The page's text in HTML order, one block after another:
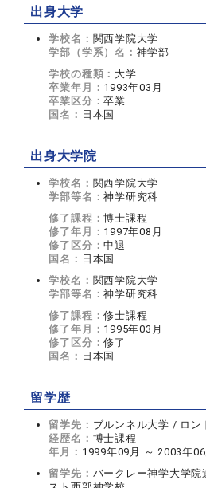
出身大学
学校名： 関西学院大学
学部（学系）名： 神学部
学校の種類： 大学
卒業年月： 1993年03月
卒業区分：卒業
国名： 日本国
出身大学院
学校名： 関西学院大学
学部等名：神学研究科
修了課程：博士課程
修了年月： 1997年08月
修了区分：中退
国名： 日本国
学校名： 関西学院大学
学部等名：神学研究科
修了課程：修士課程
修了年月： 1995年03月
修了区分：修了
国名： 日本国
留学歴
留学先： ブルンネル大学 / ロン
経歴名： 博士課程
年月： 1999年09月 ～ 2003年06
留学先： バークレー神学大学